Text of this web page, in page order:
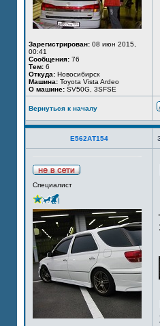
Зарегистрирован: 08 июн 2015,
00:41
Сообщения: 76
Тем: 6
Откуда: Новосибирск
Машина: Toyota Vista Ardeo
О машине: SV50G, 3SFSE
Вернуться к началу
Е562АТ154
Специалист